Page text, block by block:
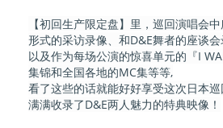
【初回生产限定盘】里，巡回演唱会
形式的采访录像、和D&E舞者的座谈会
以及作为每场公演的惊喜单元的『I
集锦和全国各地的MC集等等,
看了这些的话就能好好享受这次日本巡
满满收录了D&E两人魅力的特典映像！